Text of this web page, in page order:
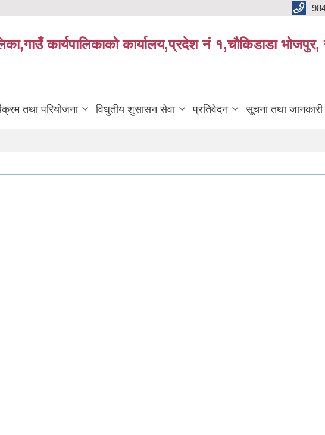
कार्यपालिकाको कार्यालय,प्रदेश नं १,चौकिडाडा
तथा परियोजना विधुतीय शुसासन सेवा प्रतिवेदन सूचना तथा जानकारी